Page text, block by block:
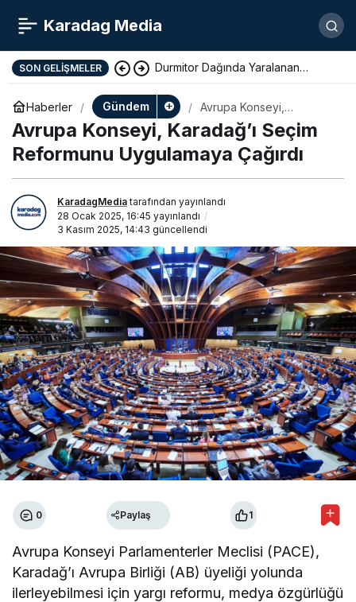
Karadag Media
SON GELIŞMELER Kotor Polisi Düzenlediği
Operasyonla Bir Uyuşturucu
Satıcısını Tutukladı
Haberler Gündem
Avrupa Konseyi,
Karadağ’ı Seçim
Reformunu Uygulamaya
Çağırdı
Avrupa Konseyi, Karadağ’ı Seçim
Reformunu Uygulamaya Çağırdı
KaradagMediatarafından yayınlandı
28 Ocak 2025, 16:45 yayınlandı
3 Kasım 2025, 14:43 güncellendi
0 Paylaş 1
Avrupa Konseyi Parlamenterler Meclisi (PACE),
Karadağ’ı Avrupa Birliği (AB) üyeliği yolunda
ilerleyebilmesi için yargı reformu, medya özgürlüğü